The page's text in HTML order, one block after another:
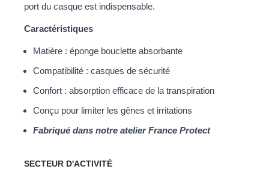
port du casque est indispensable.
Caractéristiques
Matière : éponge bouclette absorbante
Compatibilité : casques de sécurité
Confort : absorption efficace de la transpiration
Conçu pour limiter les gênes et irritations
Fabriqué dans notre atelier France Protect
SECTEUR D'ACTIVITÉ